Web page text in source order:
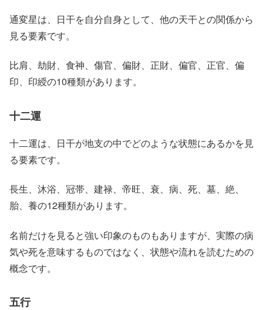
通変星は、日干を自分自身として、他の天干との関係から
見る要素です。
比肩、劫財、食神、傷官、偏財、正財、偏官、正官、偏
印、印綬の10種類があります。
十二運
十二運は、日干が地支の中でどのような状態にあるかを見
る要素です。
長生、沐浴、冠帯、建禄、帝旺、衰、病、死、墓、絶、
胎、養の12種類があります。
名前だけを見ると強い印象のものもありますが、実際の病
気や死を意味するものではなく、状態や流れを読むための
概念です。
五行